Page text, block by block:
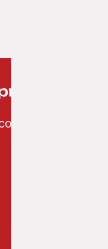
;-)
kreatywnego